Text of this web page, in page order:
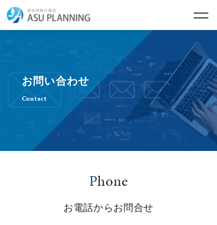
お問い合わせ
Contact
Phone
お電話からお問合せ